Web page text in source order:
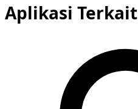
Aplikasi Terkait